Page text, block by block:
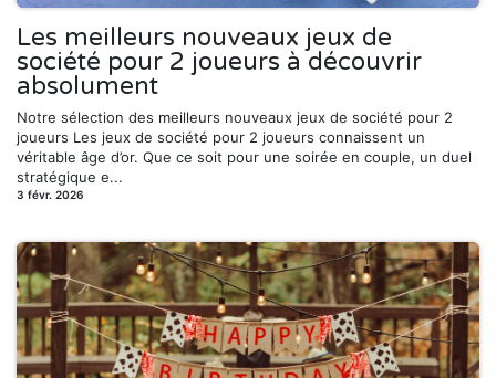
Les meilleurs nouveaux jeux de
société pour 2 joueurs à découvrir
absolument
Notre sélection des meilleurs nouveaux jeux de société pour 2
joueurs Les jeux de société pour 2 joueurs connaissent un
véritable âge d’or. Que ce soit pour une soirée en couple, un duel
stratégique e...
3 févr. 2026